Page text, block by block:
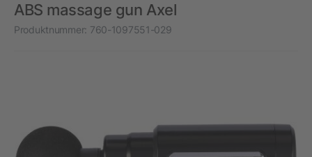
ABS massage gun Axel
Produktnummer: 760-1097551-029